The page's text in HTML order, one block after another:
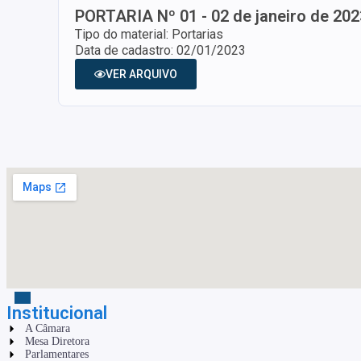
PORTARIA Nº 01 - 02 de janeiro de
Tipo do material: Portarias
Data de cadastro: 02/01/2023
VER ARQUIVO
Institucional
A Câmara
Mesa Diretora
Parlamentares